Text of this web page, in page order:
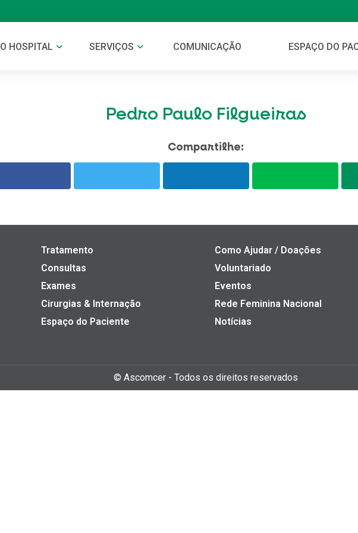
O HOSPITAL SERVIÇOS COMUNICAÇÃO ESPAÇO DO
Pedro Paulo Filgueiras
Compartilhe:
Tratamento
Consultas
Exames
Cirurgias & Internação
Espaço do Paciente
Como Ajudar / Doações
Voluntariado
Eventos
Rede Feminina Nacional
Notícias
© Ascomcer - Todos os direitos reservados